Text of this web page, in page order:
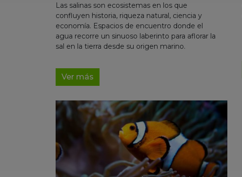
Las salinas son ecosistemas en los que
confluyen historia, riqueza natural, ciencia y
economía. Espacios de encuentro donde el
agua recorre un sinuoso laberinto para aflorar la
sal en la tierra desde su origen marino.
Ver más